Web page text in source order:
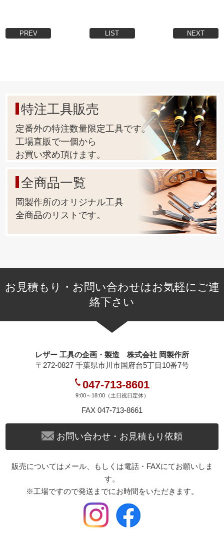
PREV LIST NEXT
特注工具販売
定番外の特注数量限定工具です。
工場直販で一個から
お買い求め頂けます。
全商品一覧
岡製作所のオリジナル工具
全商品のリストです。
お見積もり・お問い合わせはお気軽にご連
絡下さい
レザー 工具の企画・製造 株式会社 岡製作所
〒272-0827 千葉県市川市国府台5丁目10番7号
047-713-8601
9:00～18:00（土日祝日定休）
FAX 047-713-8661
お問い合わせ・お見積もり依頼
販売についてはメール、もしくは電話・FAXにてお願いしま
す。
※工場ですので発送までにお時間をいただきます。